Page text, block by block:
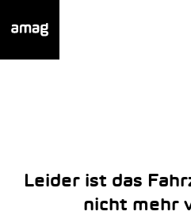
Leider ist das
nicht mehr